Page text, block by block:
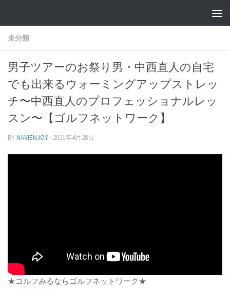
未分類
男子ツアーのお祭り男・中西直人の自宅
でも出来るウォーミングアップストレッ
チ〜中西直人のプロフェッショナルレッ
スン〜【ゴルフネットワーク】
BYNAVIENJOY · 2021年4月28日
★ゴルフみるならゴルフネットワーク★